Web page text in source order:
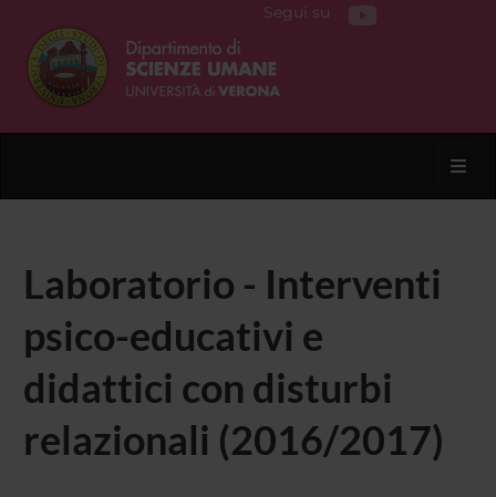
Segui su
Laboratorio - Interventi
psico-educativi e
didattici con disturbi
relazionali (2016/2017)